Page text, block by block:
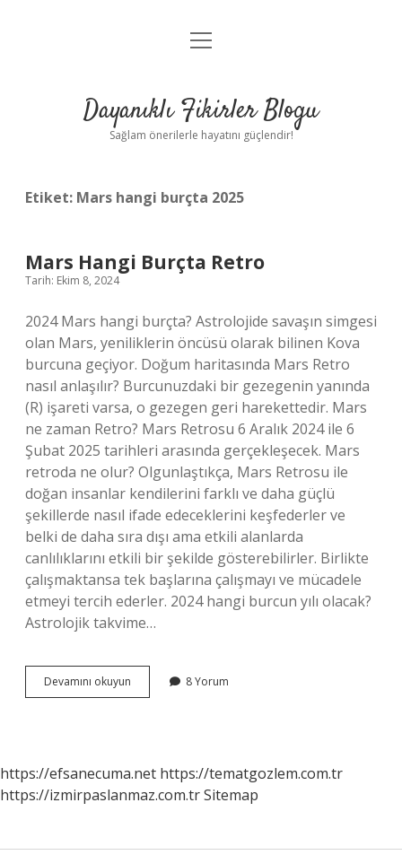
Anasayfa
Yasal Uyarı
menüyü
Dayanıklı Fikirler Blogu
Sağlam önerilerle hayatını güçlendir!
Etiket: Mars hangi burçta 2025
Mars Hangi Burçta Retro
Tarih: Ekim 8, 2024
2024 Mars hangi burçta? Astrolojide savaşın simgesi
olan Mars, yeniliklerin öncüsü olarak bilinen Kova
burcuna geçiyor. Doğum haritasında Mars Retro
nasıl anlaşılır? Burcunuzdaki bir gezegenin yanında
(R) işareti varsa, o gezegen geri harekettedir. Mars
ne zaman Retro? Mars Retrosu 6 Aralık 2024 ile 6
Şubat 2025 tarihleri ​​arasında gerçekleşecek. Mars
retroda ne olur? Olgunlaştıkça, Mars Retrosu ile
doğan insanlar kendilerini farklı ve daha güçlü
şekillerde nasıl ifade edeceklerini keşfederler ve
belki de daha sıra dışı ama etkili alanlarda
canlılıklarını etkili bir şekilde gösterebilirler. Birlikte
çalışmaktansa tek başlarına çalışmayı ve mücadele
etmeyi tercih ederler. 2024 hangi burcun yılı olacak?
Astrolojik takvime…
Devamını okuyun
Hangi
8 Yorum
https://efsanecuma.net https://tematgozlem.com.tr
https://izmirpaslanmaz.com.trSitemap